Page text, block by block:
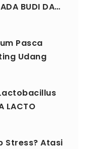
BUDI DA…
Pasca
Udang
LACTO
Stress? Atasi